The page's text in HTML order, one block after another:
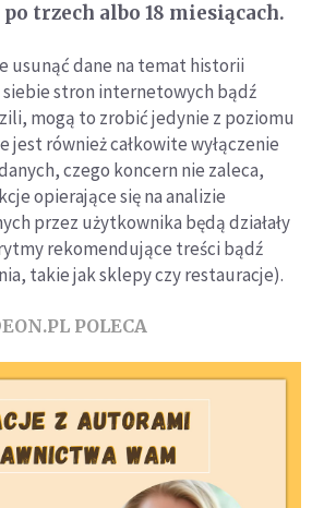
trzech albo 18 miesiącach.
usunąć dane na temat historii
stron internetowych bądź
mogą to zrobić jedynie z poziomu
jest również całkowite wyłączenie
czego koncern nie zaleca,
opierające się na analizie
przez użytkownika będą działały
rekomendujące treści bądź
takie jak sklepy czy restauracje).
POLECA